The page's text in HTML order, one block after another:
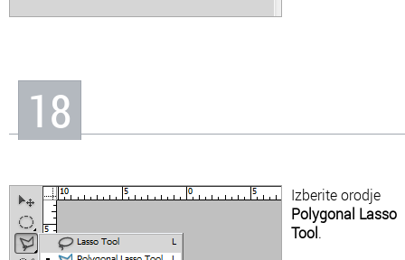
18
Izberite orodje
Polygonal Lasso
Tool.